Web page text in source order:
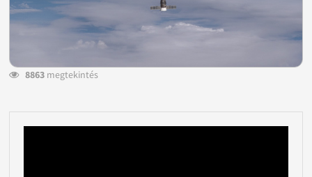
8863megtekintés